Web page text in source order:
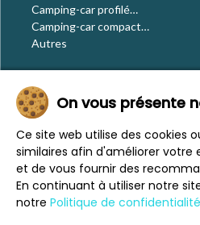
places
Camping-car profilé
occasion
Camping-car compact
occasion
Autres
Le blog
Actualités
Évènements
Nos conseils
Vos voyages
CaraMaps
Espace presse
On vous présente
Ce site web utilise des cookies
similaires afin d'améliorer votre
et de vous fournir des
En continuant à utiliser notre
notre Politique de confidentialité